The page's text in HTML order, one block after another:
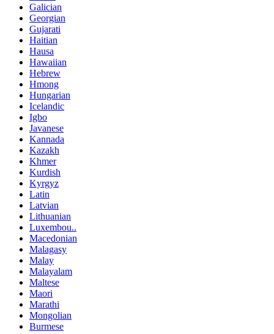
Galician
Georgian
Gujarati
Haitian
Hausa
Hawaiian
Hebrew
Hmong
Hungarian
Icelandic
Igbo
Javanese
Kannada
Kazakh
Khmer
Kurdish
Kyrgyz
Latin
Latvian
Lithuanian
Luxembou..
Macedonian
Malagasy
Malay
Malayalam
Maltese
Maori
Marathi
Mongolian
Burmese